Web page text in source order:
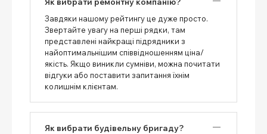
Завдяки нашому рейтингу це дуже просто.
Звертайте увагу на перші рядки, там
представлені найкращі підрядники з
найоптимальнішим співвідношенням ціна/
якість. Якщо виникли сумніви, можна почитати
відгуки або поставити запитання їхнім
колишнім клієнтам.
Як вибрати будівельну бригаду?